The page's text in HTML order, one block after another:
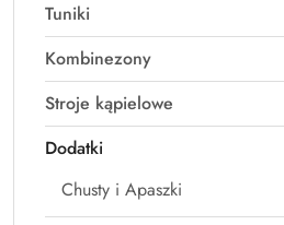
Tuniki
Kombinezony
Stroje kąpielowe
Dodatki
Chusty i Apaszki